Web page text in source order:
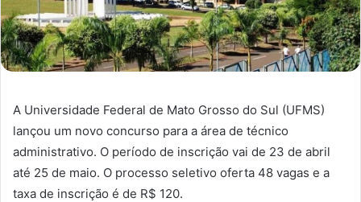
A Universidade Federal de Mato Grosso do Sul (UFMS)
lançou um novo concurso para a área de técnico
administrativo. O período de inscrição vai de 23 de abril
até 25 de maio. O processo seletivo oferta 48 vagas e a
taxa de inscrição é de R$ 120.